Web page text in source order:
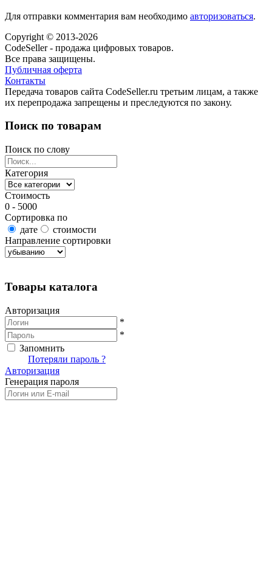
Для отправки комментария вам необходимо авторизоваться.
Copyright © 2013-2026
CodeSeller - продажа цифровых товаров.
Все права защищены.
Публичная оферта
Контакты
Передача товаров сайта CodeSeller.ru третьим лицам, а также
их перепродажа запрещены и преследуются по закону.
Поиск по товарам
Поиск по слову
Категория
Стоимость
0 - 5000
Сортировка по
дате
стоимости
Направление сортировки
Товары каталога
Авторизация
*
*
Запомнить
Потеряли пароль ?
Авторизация
Генерация пароля